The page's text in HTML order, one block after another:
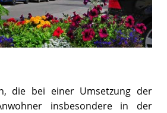
die bei einer Umsetzung der
insbesondere in der